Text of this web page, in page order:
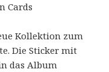
Cards
Kollektion zum
Die Sticker mit
das Album